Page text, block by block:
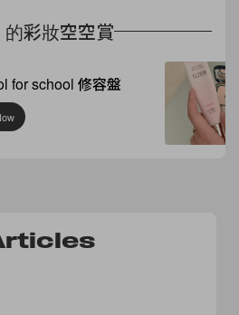
彩妝空空賞
for school 修容盤